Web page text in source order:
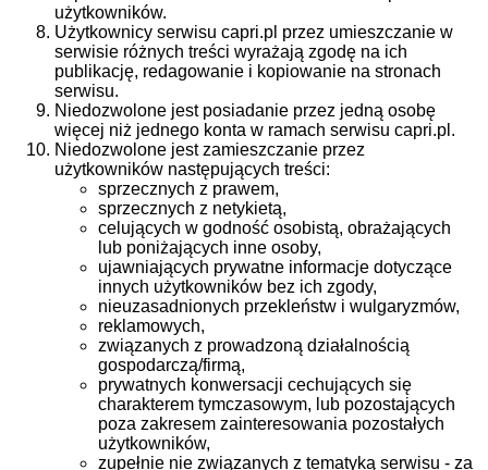
użytkowników.
Użytkownicy serwisu capri.pl przez umieszczanie w
serwisie różnych treści wyrażają zgodę na ich
publikację, redagowanie i kopiowanie na stronach
serwisu.
Niedozwolone jest posiadanie przez jedną osobę
więcej niż jednego konta w ramach serwisu capri.pl.
Niedozwolone jest zamieszczanie przez
użytkowników następujących treści:
sprzecznych z prawem,
sprzecznych z netykietą,
celujących w godność osobistą, obrażających
lub poniżających inne osoby,
ujawniających prywatne informacje dotyczące
innych użytkowników bez ich zgody,
nieuzasadnionych przekleństw i wulgaryzmów,
reklamowych,
związanych z prowadzoną działalnością
gospodarczą/firmą,
prywatnych konwersacji cechujących się
charakterem tymczasowym, lub pozostających
poza zakresem zainteresowania pozostałych
użytkowników,
zupełnie nie związanych z tematyką serwisu - za